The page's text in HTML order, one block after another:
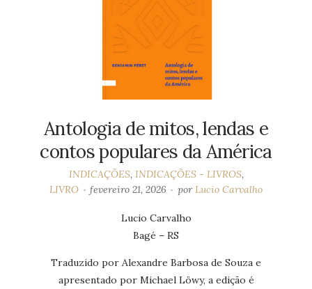
Antologia de mitos, lendas e
contos populares da América
INDICAÇÕES, INDICAÇÕES - LIVROS,
LIVRO
fevereiro 21, 2026 porLucio Carvalho
Lucio Carvalho
Bagé – RS
Traduzido por Alexandre Barbosa de Souza e
apresentado por Michael Löwy, a edição é